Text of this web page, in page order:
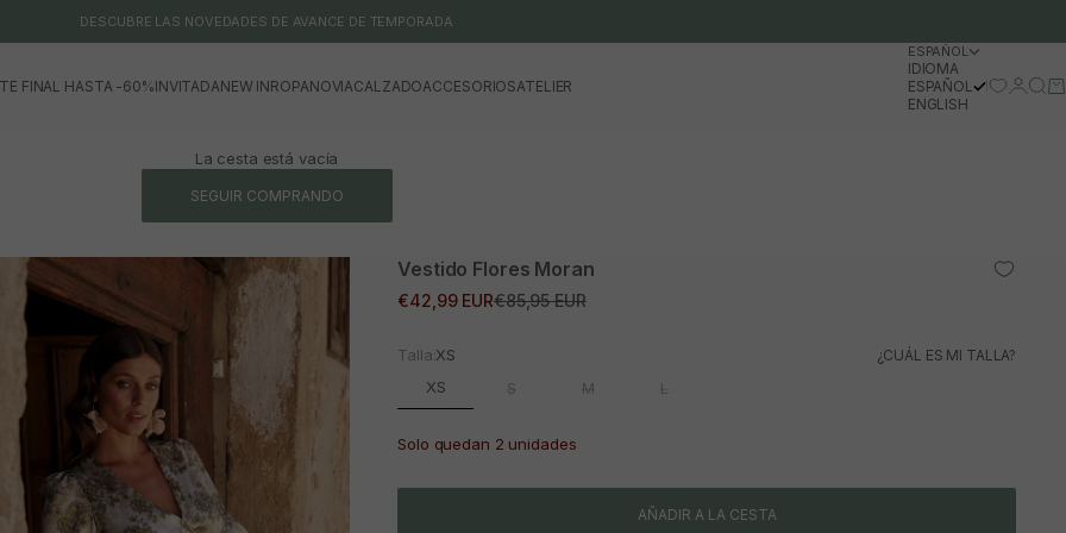
DESCUBRE LAS NOVEDADES DE AVANCE DE TEMPORADA
FINAL HASTA -60%INVITADANEW INROPANOVIACALZADOACCESORIOSATELIER
ESPAÑOL
IDIOMA
ESPAÑOL
ENGLISH
Iniciar
La cesta está vacía
SEGUIR COMPRANDO
Vestido Flores Moran
Precio de oferta
€42,99 EURPrecio normal
€85,95 EUR
Talla:XS ¿CUÁL ES MI TALLA?
XS S M L
Solo quedan 2 unidades
AÑADIR A LA CESTA